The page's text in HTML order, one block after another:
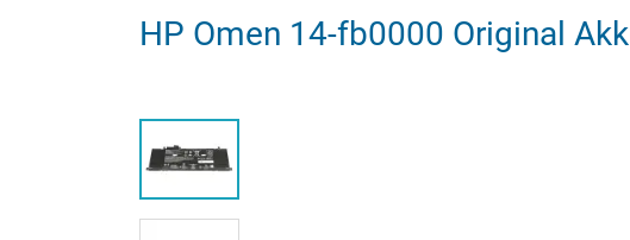
HP Omen 14-fb0000 Original